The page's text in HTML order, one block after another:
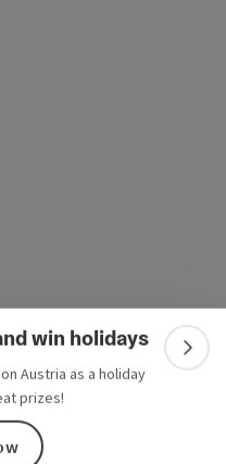
win holidays
Austria as a holiday
prizes!